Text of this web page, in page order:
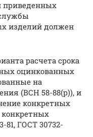
приведенных
изделий должен
расчета срока
оцинкованных
на
(ВСН 58-88(р)), и
конкретных
конкретных
81, ГОСТ 30732-